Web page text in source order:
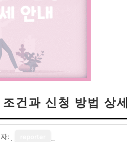
건과 신청 방법 상
: